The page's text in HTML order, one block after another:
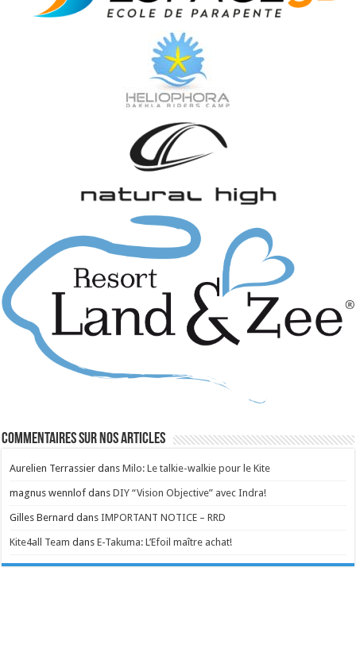
Commentaires sur nos articles
Aurelien Terrassier dansMilo: Le talkie-walkie pour le Kite
magnus wennlof dansDIY “Vision Objective” avec Indra!
Gilles Bernard dansIMPORTANT NOTICE – RRD
Kite4all Team dansE-Takuma: L’Efoil maître achat!